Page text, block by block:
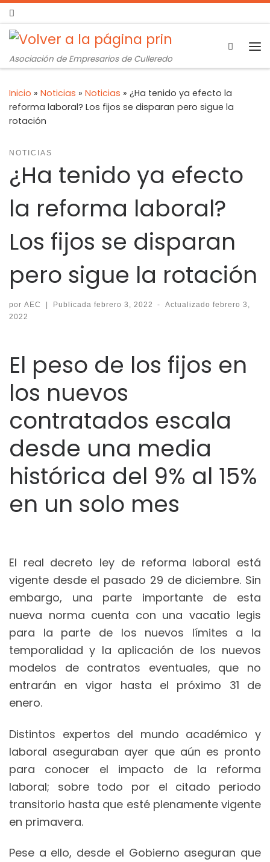
Asociación de Empresarios de Culleredo
Search
Inicio » Noticias » Noticias » ¿Ha tenido ya efecto la
reforma laboral? Los fijos se disparan pero sigue la
rotación
NOTICIAS
¿Ha tenido ya efecto
la reforma laboral?
Los fijos se disparan
pero sigue la rotación
por AEC Publicada febrero 3, 2022 - Actualizadofebrero 3,
2022
El peso de los fijos en
los nuevos
contratados escala
desde una media
histórica del 9% al 15%
en un solo mes
El real decreto ley de reforma laboral está
vigente desde el pasado 29 de diciembre. Sin
embargo, una parte importante de esta
nueva norma cuenta con una vacatio legis
para la parte de los nuevos límites a la
temporalidad y la aplicación de los nuevos
modelos de contratos eventuales, que no
entrarán en vigor hasta el próximo 31 de
enero.
Distintos expertos del mundo académico y
laboral aseguraban ayer que aún es pronto
para conocer el impacto de la reforma
laboral; sobre todo por el citado periodo
transitorio hasta que esté plenamente vigente
en primavera.
Pese a ello, desde el Gobierno aseguran que